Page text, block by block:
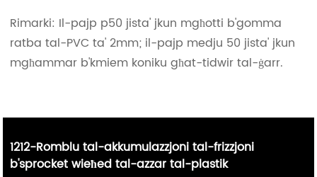
Rimarki: Il-pajp p50 jista' jkun mgħotti b'gomma
ratba tal-PVC ta' 2mm; il-pajp medju 50 jista' jkun
mgħammar b'kmiem koniku għat-tidwir tal-ġarr.
1212-Romblu tal-akkumulazzjoni tal-frizzjoni
b'sprocket wieħed tal-azzar tal-plastik